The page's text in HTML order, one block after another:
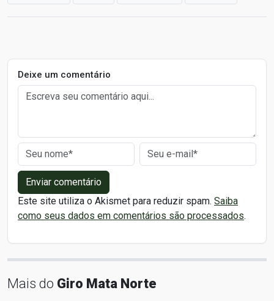
Deixe um comentário
Enviar comentário
Este site utiliza o Akismet para reduzir spam. Saiba
como seus dados em comentários são processados.
Mais do Giro Mata Norte